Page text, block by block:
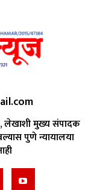
लेखाशी मुख्य संपादक
पुणे न्यायालया